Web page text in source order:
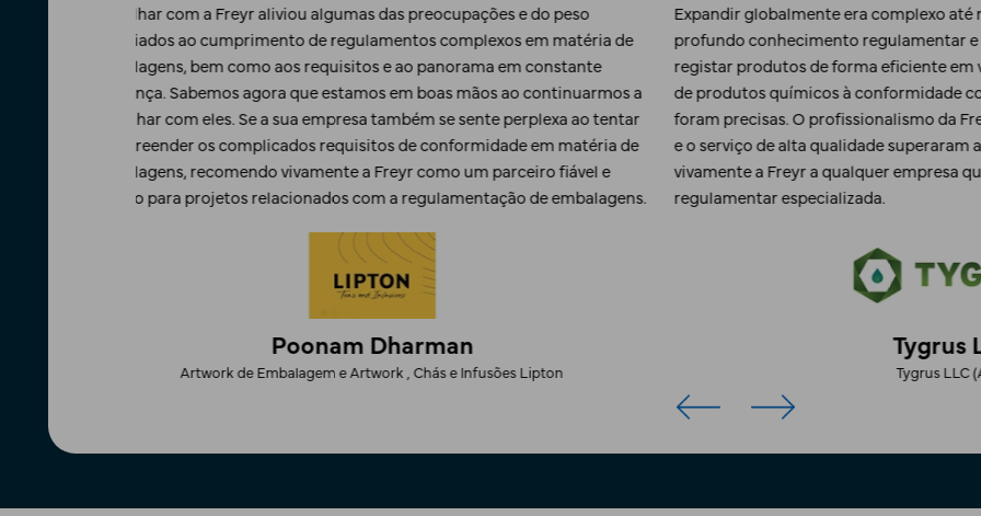
Expandir globalmente era complexo até nos associarmos à Freyr. O seu
profundo conhecimento regulamentar e apoio rápido ajudaram-nos a
registar produtos de forma eficiente em várias regiões. Desde importações
de produtos químicos à conformidade com fertilizantes, as suas soluções
foram precisas. O profissionalismo da Freyr, os prazos de resposta rápidos
e o serviço de alta qualidade superaram as expectativas. Recomendamos
vivamente a Freyr a qualquer empresa que procure orientação
regulamentar especializada.
Tygrus LLC
Tygrus LLC (AMR)
Parabéns a toda a equipa da
Foi um exercício complexo para
por termos chegado a um final
Como podem imaginar,
COVID-19. Estamos focados
estabelecer novas formas de
Empresa Multinacional de